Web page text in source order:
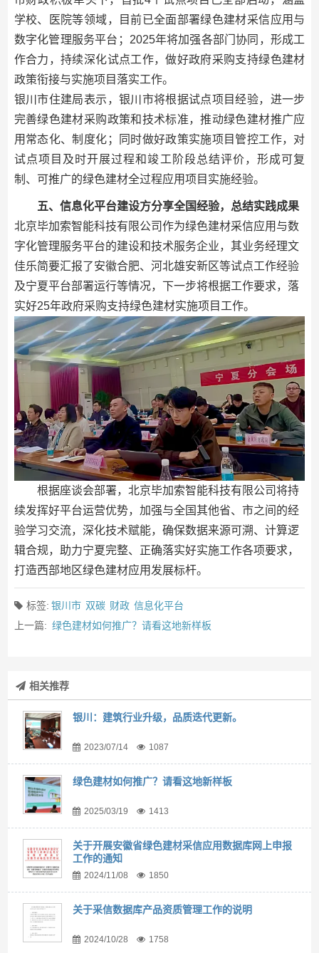
学校、医院等领域，目前已全面部署绿色建材采信应用与
数字化管理服务平台；2025年将加强各部门协同，形成工
作合力，持续深化试点工作，做好政府采购支持绿色建材
政策衔接与实施项目落实工作。
银川市住建局表示，银川市将根据试点项目经验，进一步
完善绿色建材采购政策和技术标准，推动绿色建材推广应
用常态化、制度化；同时做好政策实施项目管控工作，对
试点项目及时开展过程和竣工阶段总结评价，形成可复
制、可推广的绿色建材全过程应用项目实施经验。
五、信息化平台建设方分享全国经验，总结实践成果
北京毕加索智能科技有限公司作为绿色建材采信应用与数
字化管理服务平台的建设和技术服务企业，其业务经理文
佳乐简要汇报了安徽合肥、河北雄安新区等试点工作经验
及宁夏平台部署运行等情况，下一步将根据工作要求，落
实好25年政府采购支持绿色建材实施项目工作。
根据座谈会部署，北京毕加索智能科技有限公司将持
续发挥好平台运营优势，加强与全国其他省、市之间的经
验学习交流，深化技术赋能，确保数据来源可溯、计算逻
辑合规，助力宁夏完整、正确落实好实施工作各项要求，
打造西部地区绿色建材应用发展标杆。
标签: 银川市 双碳 财政 信息化平台
上一篇: 绿色建材如何推广？请看这地新样板
相关推荐
银川：建筑行业升级，品质迭代更新。
2023/07/14 1087
绿色建材如何推广？请看这地新样板
2025/03/19 1413
关于开展安徽省绿色建材采信应用数据库网上申报
工作的通知
2024/11/08 1850
关于采信数据库产品资质管理工作的说明
2024/10/28 1758